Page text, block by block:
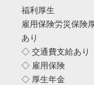
福利厚生
雇用保険労災保険
あり
◇ 交通費支給あり
◇ 雇用保険
◇ 厚生年金